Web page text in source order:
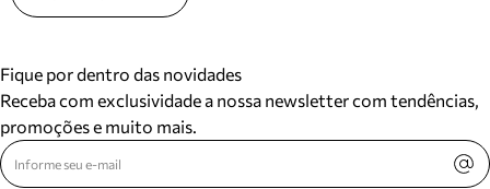
Fique por dentro das novidades
Receba com exclusividade a nossa newsletter com tendências,
promoções e muito mais.